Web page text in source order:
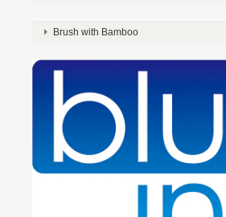
Brush with Bamboo